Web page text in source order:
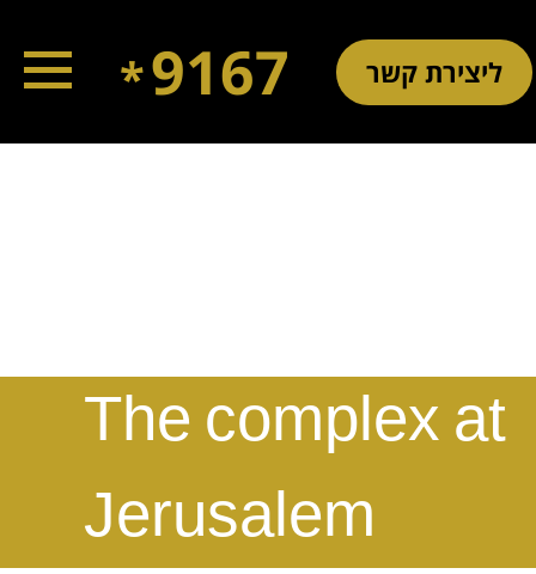
*9167 ליצירת קשר
The complex at
Jerusalem